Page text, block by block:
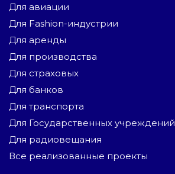
Для авиации
Для Fashion-индустрии
Для аренды
Для производства
Для страховых
Для банков
Для транспорта
Для Государственных учреждений
Для радиовещания
Все реализованные проекты